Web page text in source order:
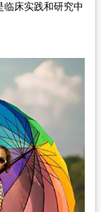
临床实践和研究中